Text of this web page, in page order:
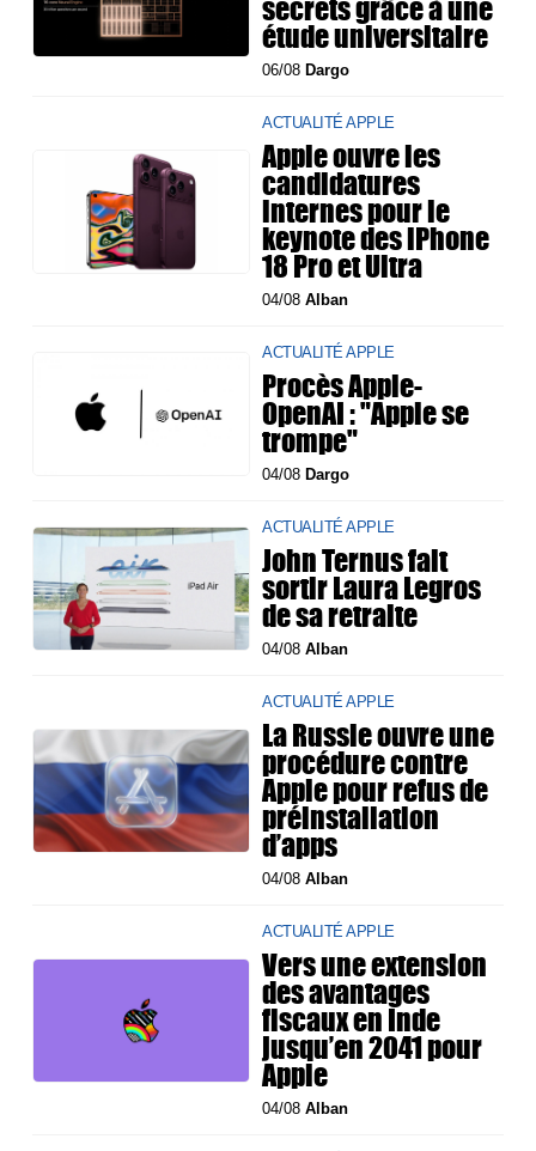
secrets grâce à une
étude universitaire
06/08 Dargo
ACTUALITÉ APPLE
Apple ouvre les
candidatures
internes pour le
keynote des iPhone
18 Pro et Ultra
04/08Alban
ACTUALITÉ APPLE
Procès Apple-
OpenAI : "Apple se
trompe"
04/08 Dargo
ACTUALITÉ APPLE
John Ternus fait
sortir Laura Legros
de sa retraite
04/08Alban
ACTUALITÉ APPLE
La Russie ouvre une
procédure contre
Apple pour refus de
préinstallation
d’apps
04/08Alban
ACTUALITÉ APPLE
Vers une extension
des avantages
fiscaux en Inde
jusqu’en 2041 pour
Apple
04/08Alban